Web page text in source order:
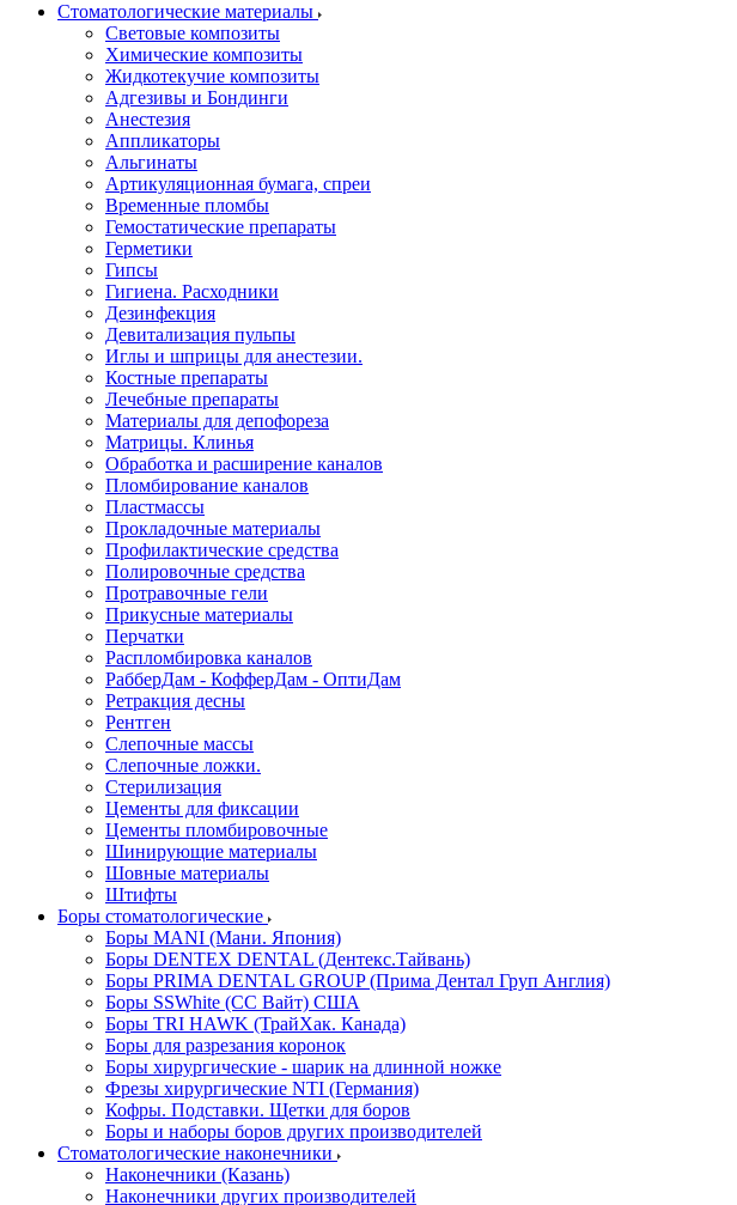
Стоматологические материалы
Световые композиты
Химические композиты
Жидкотекучие композиты
Адгезивы и Бондинги
Анестезия
Аппликаторы
Альгинаты
Артикуляционная бумага, спреи
Временные пломбы
Гемостатические препараты
Герметики
Гипсы
Гигиена. Расходники
Дезинфекция
Девитализация пульпы
Иглы и шприцы для анестезии.
Костные препараты
Лечебные препараты
Материалы для депофореза
Матрицы. Клинья
Обработка и расширение каналов
Пломбирование каналов
Пластмассы
Прокладочные материалы
Профилактические средства
Полировочные средства
Протравочные гели
Прикусные материалы
Перчатки
Распломбировка каналов
РабберДам - КофферДам - ОптиДам
Ретракция десны
Рентген
Слепочные массы
Слепочные ложки.
Стерилизация
Цементы для фиксации
Цементы пломбировочные
Шинирующие материалы
Шовные материалы
Штифты
Боры стоматологические
Боры MANI (Мани. Япония)
Боры DENTEX DENTAL (Дентекс.Тайвань)
Боры PRIMA DENTAL GROUP (Прима Дентал Груп Англия)
Боры SSWhite (СС Вайт) США
Боры TRI HAWK (ТрайХак. Канада)
Боры для разрезания коронок
Боры хирургические - шарик на длинной ножке
Фрезы хирургические NTI (Германия)
Кофры. Подставки. Щетки для боров
Боры и наборы боров других производителей
Стоматологические наконечники
Наконечники (Казань)
Наконечники других производителей